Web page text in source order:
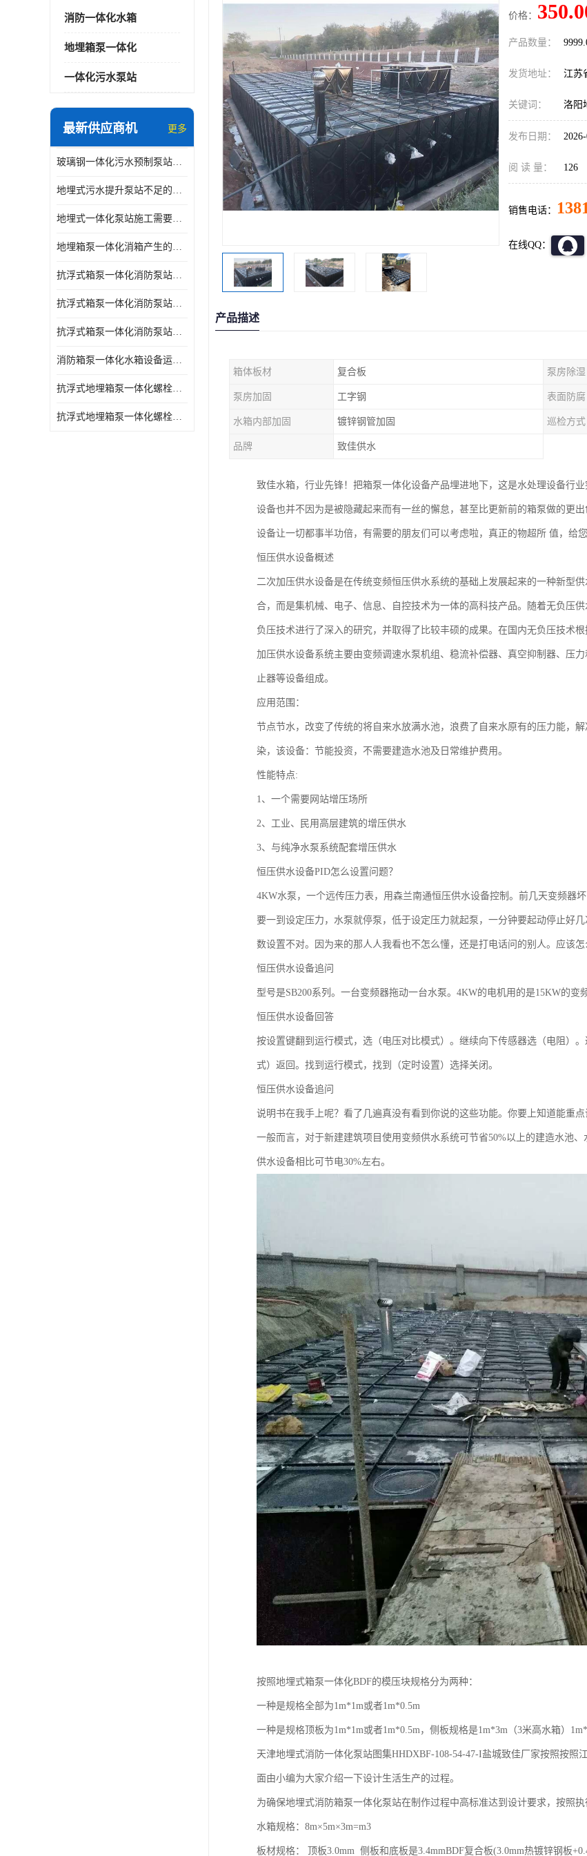
消防一体化水箱
地埋箱泵一体化
一体化污水泵站
最新供应商机 更多
玻璃钢一体化污水预制泵站与自耦底座怎么连接
地埋式污水提升泵站不足的原因
地埋式一体化泵站施工需要的环境特点
地埋箱泵一体化消箱产生的低频噪音怎样减少
抗浮式箱泵一体化消防泵站有哪些特点
抗浮式箱泵一体化消防泵站的应用场景
抗浮式箱泵一体化消防泵站的数据采集过程
消防箱泵一体化水箱设备运行过程中如护
抗浮式地埋箱泵一体化螺栓连接部分如何防止漏水、漏气呢
抗浮式地埋箱泵一体化螺栓连接部分
价格：
产品数量：
发货地址： 江苏
关键词： 洛阳
发布日期：
阅 读 量： 126
销售电话：
在线QQ：
产品描述
箱体板材 复合板 泵房除湿
泵房加固 工字钢 表面防腐
水箱内部加固 镀锌钢管加固 巡检方式
品牌 致佳供水
致佳水箱，行业先锋！把箱泵一体化设备产品埋进地下，这是水处理设备行
设备也并不因为是被隐藏起来而有一丝的懈怠，甚至比更新前的箱泵做的更
设备让一切都事半功倍，有需要的朋友们可以考虑啦，真正的物超所 值，给您
恒压供水设备概述
二次加压供水设备是在传统变频恒压供水系统的基础上发展起来的一种新型
合，而是集机械、电子、信息、自控技术为一体的高科技产品。随着无负压
负压技术进行了深入的研究，并取得了比较丰硕的成果。在国内无负压技术
加压供水设备系统主要由变频调速水泵机组、稳流补偿器、真空抑制器、压
止器等设备组成。
应用范围：
节点节水，改变了传统的将自来水放满水池，浪费了自来水原有的压力能，
染，该设备：节能投资，不需要建造水池及日常维护费用。
性能特点:
1、一个需要网站增压场所
2、工业、民用高层建筑的增压供水
3、与纯净水泵系统配套增压供水
恒压供水设备PID怎么设置问题？
4KW水泵，一个远传压力表，用森兰南通恒压供水设备控制。前几天变频器
要一到设定压力，水泵就停泵，低于设定压力就起泵，一分钟要起动停止好
数设置不对。因为来的那人人我看也不怎么懂，还是打电话问的别人。应该怎
恒压供水设备追问
型号是SB200系列。一台变频器拖动一台水泵。4KW的电机用的是15KW的变频
恒压供水设备回答
按设置键翻到运行模式，选（电压对比模式）。继续向下传感器选（电阻）
式）返回。找到运行模式，找到（定时设置）选择关闭。
恒压供水设备追问
说明书在我手上呢？看了几遍真没有看到你说的这些功能。你要上知道能重点
一般而言，对于新建建筑项目使用变频供水系统可节省50%以上的建造水池
供水设备相比可节电30%左右。
按照地埋式箱泵一体化BDF的模压块规格分为两种：
一种是规格全部为1m*1m或者1m*0.5m
一种是规格顶板为1m*1m或者1m*0.5m，侧板规格是1m*3m（3米高水箱）
天津地埋式消防一体化泵站图集HHDXBF-108-54-47-I盐城致佳厂家按照按
面由小编为大家介绍一下设计生活生产的过程。
为确保地埋式消防箱泵一体化泵站在制作过程中高标准达到设计要求，按照执
水箱规格：8m×5m×3m=m3
板材规格： 顶板3.0mm 侧板和底板是3.4mmBDF复合板(3.0mm热镀锌钢板